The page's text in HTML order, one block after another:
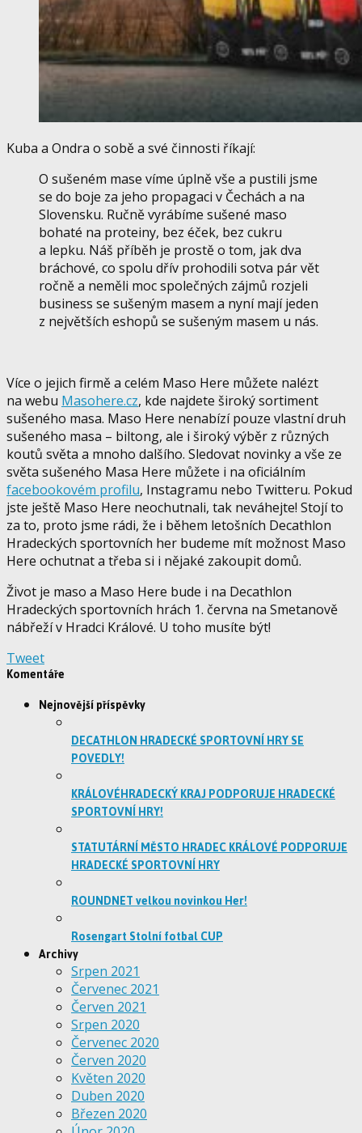
Kuba a Ondra o sobě a své činnosti říkají:
O sušeném mase víme úplně vše a pustili jsme
se do boje za jeho propagaci v Čechách a na
Slovensku. Ručně vyrábíme sušené maso
bohaté na proteiny, bez éček, bez cukru
a lepku. Náš příběh je prostě o tom, jak dva
bráchové, co spolu dřív prohodili sotva pár vět
ročně a neměli moc společných zájmů rozjeli
business se sušeným masem a nyní mají jeden
z největších eshopů se sušeným masem u nás.
Více o jejich firmě a celém Maso Here můžete nalézt
na webu Masohere.cz, kde najdete široký sortiment
sušeného masa. Maso Here nenabízí pouze vlastní druh
sušeného masa – biltong, ale i široký výběr z různých
koutů světa a mnoho dalšího. Sledovat novinky a vše ze
světa sušeného Masa Here můžete i na oficiálním
facebookovém profilu, Instagramu nebo Twitteru. Pokud
jste ještě Maso Here neochutnali, tak neváhejte! Stojí to
za to, proto jsme rádi, že i během letošních Decathlon
Hradeckých sportovních her budeme mít možnost Maso
Here ochutnat a třeba si i nějaké zakoupit domů.
Život je maso a Maso Here bude i na Decathlon
Hradeckých sportovních hrách 1. června na Smetanově
nábřeží v Hradci Králové. U toho musíte být!
Tweet
Komentáře
Nejnovější příspěvky
DECATHLON HRADECKÉ SPORTOVNÍ HRY SE
POVEDLY!
KRÁLOVÉHRADECKÝ KRAJ PODPORUJE HRADECKÉ
SPORTOVNÍ HRY!
STATUTÁRNÍ MĚSTO HRADEC KRÁLOVÉ PODPORUJE
HRADECKÉ SPORTOVNÍ HRY
ROUNDNET velkou novinkou Her!
Rosengart Stolní fotbal CUP
Archivy
Srpen 2021
Červenec 2021
Červen 2021
Srpen 2020
Červenec 2020
Červen 2020
Květen 2020
Duben 2020
Březen 2020